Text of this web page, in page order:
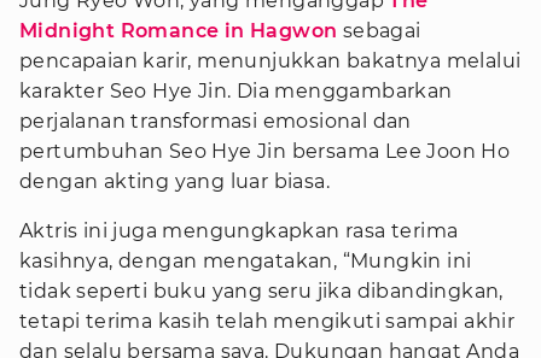
Midnight Romance in Hagwon sebagai
pencapaian karir, menunjukkan bakatnya melalui
karakter Seo Hye Jin. Dia menggambarkan
perjalanan transformasi emosional dan
pertumbuhan Seo Hye Jin bersama Lee Joon Ho
dengan akting yang luar biasa.
Aktris ini juga mengungkapkan rasa terima
kasihnya, dengan mengatakan, “Mungkin ini
tidak seperti buku yang seru jika dibandingkan,
tetapi terima kasih telah mengikuti sampai akhir
dan selalu bersama saya. Dukungan hangat Anda